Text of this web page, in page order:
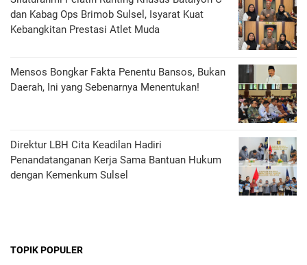
dan Kabag Ops Brimob Sulsel, Isyarat Kuat
Kebangkitan Prestasi Atlet Muda
Mensos Bongkar Fakta Penentu Bansos, Bukan
Daerah, Ini yang Sebenarnya Menentukan!
Direktur LBH Cita Keadilan Hadiri
Penandatanganan Kerja Sama Bantuan Hukum
dengan Kemenkum Sulsel
TOPIK POPULER